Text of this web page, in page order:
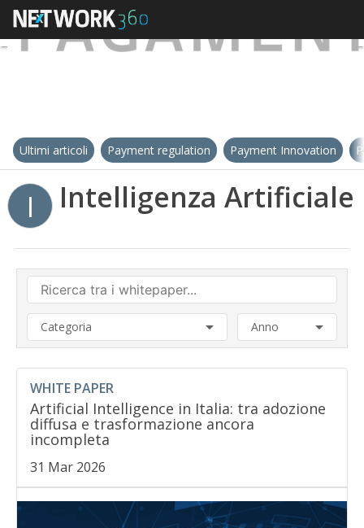
Ultimi articoli Payment regulation Payment Innovation
I Intelligenza Artificiale
Categoria Anno
WHITE PAPER
Artificial Intelligence in Italia: tra adozione
diffusa e trasformazione ancora
incompleta
31 Mar 2026